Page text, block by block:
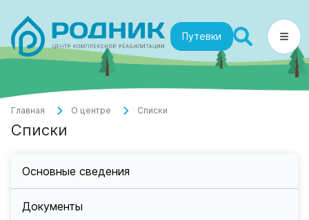
Путевки
Главная О центре Списки
Списки
Основные сведения
Документы